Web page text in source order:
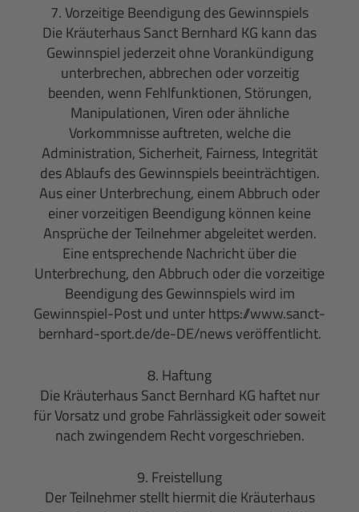
7. Vorzeitige Beendigung des Gewinnspiels
Die Kräuterhaus Sanct Bernhard KG kann das
Gewinnspiel jederzeit ohne Vorankündigung
unterbrechen, abbrechen oder vorzeitig
beenden, wenn Fehlfunktionen, Störungen,
Manipulationen, Viren oder ähnliche
Vorkommnisse auftreten, welche die
Administration, Sicherheit, Fairness, Integrität
des Ablaufs des Gewinnspiels beeinträchtigen.
Aus einer Unterbrechung, einem Abbruch oder
einer vorzeitigen Beendigung können keine
Ansprüche der Teilnehmer abgeleitet werden.
Eine entsprechende Nachricht über die
Unterbrechung, den Abbruch oder die vorzeitige
Beendigung des Gewinnspiels wird im
Gewinnspiel-Post und unter https://www.sanct-
bernhard-sport.de/de-DE/news veröffentlicht.
8. Haftung
Die Kräuterhaus Sanct Bernhard KG haftet nur
für Vorsatz und grobe Fahrlässigkeit oder soweit
nach zwingendem Recht vorgeschrieben.
9. Freistellung
Der Teilnehmer stellt hiermit die Kräuterhaus